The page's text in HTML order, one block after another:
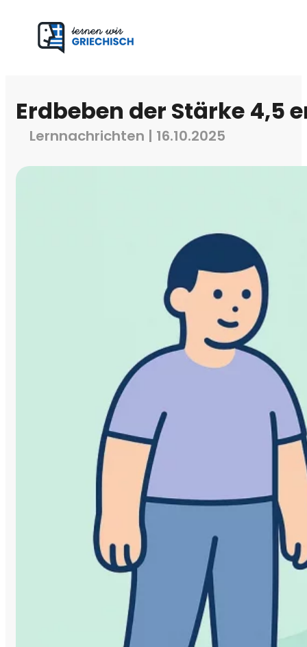
Erdbeben der Stärke 4,5
Lernnachrichten | 16.10.2025